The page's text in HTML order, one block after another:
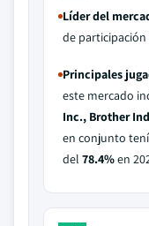
Líder del
de participación
Principales
este mercado
Inc., Brother
en conjunto
del 78.4%en